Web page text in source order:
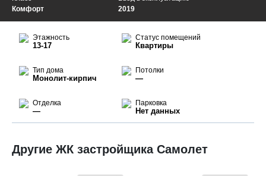
2019
Комфорт
Этажность
13-17
Статус помещений
Квартиры
Тип дома
Монолит-кирпич
Потолки
—
Отделка
—
Парковка
Нет данных
Другие ЖК застройщика Самолет